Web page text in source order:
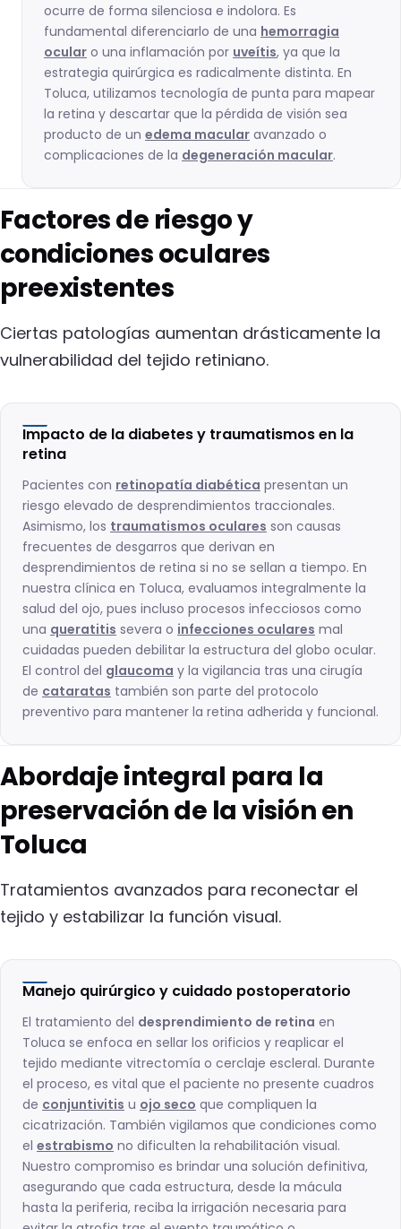
ocurre de forma silenciosa e indolora. Es
fundamental diferenciarlo de una hemorragia
ocular o una inflamación por uveítis, ya que la
estrategia quirúrgica es radicalmente distinta. En
Toluca, utilizamos tecnología de punta para mapear
la retina y descartar que la pérdida de visión sea
producto de un edema macular avanzado o
complicaciones de la degeneración macular.
Factores de riesgo y
condiciones oculares
preexistentes
Ciertas patologías aumentan drásticamente la
vulnerabilidad del tejido retiniano.
Impacto de la diabetes y traumatismos en la
retina
Pacientes con retinopatía diabética presentan un
riesgo elevado de desprendimientos traccionales.
Asimismo, los traumatismos oculares son causas
frecuentes de desgarros que derivan en
desprendimientos de retina si no se sellan a tiempo. En
nuestra clínica en Toluca, evaluamos integralmente la
salud del ojo, pues incluso procesos infecciosos como
una queratitis severa o infecciones oculares mal
cuidadas pueden debilitar la estructura del globo ocular.
El control del glaucoma y la vigilancia tras una cirugía
de cataratas también son parte del protocolo
preventivo para mantener la retina adherida y funcional.
Abordaje integral para la
preservación de la visión en
Toluca
Tratamientos avanzados para reconectar el
tejido y estabilizar la función visual.
Manejo quirúrgico y cuidado postoperatorio
El tratamiento del desprendimiento de retina en
Toluca se enfoca en sellar los orificios y reaplicar el
tejido mediante vitrectomía o cerclaje escleral. Durante
el proceso, es vital que el paciente no presente cuadros
de conjuntivitis u ojo seco que compliquen la
cicatrización. También vigilamos que condiciones como
el estrabismo no dificulten la rehabilitación visual.
Nuestro compromiso es brindar una solución definitiva,
asegurando que cada estructura, desde la mácula
hasta la periferia, reciba la irrigación necesaria para